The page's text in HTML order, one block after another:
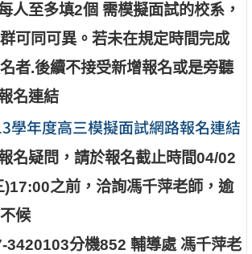
人至多填2個 需模擬面試的校系，
可同可異。若未在規定時間完成
者.後續不接受新增報名或是旁聽
名連結
學年度高三模擬面試網路報名連結
名疑問，請於報名截止時間04/02
)17:00之前，洽詢馮千萍老師，逾
候
3420103分機852 輔導處 馮千萍老